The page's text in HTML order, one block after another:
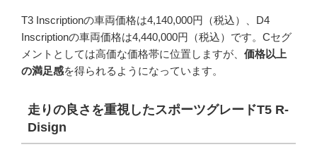
T3 Inscriptionの車両価格は4,140,000円（税込）、D4
Inscriptionの車両価格は4,440,000円（税込）です。Cセグ
メントとしては高価な価格帯に位置しますが、 価格以上
の満足感を得られるようになっています。
走りの良さを重視したスポーツグレードT5 R-
Disign